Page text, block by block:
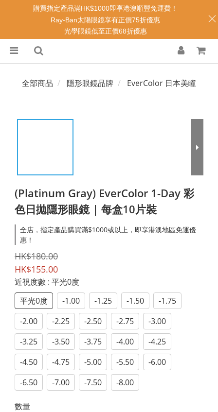
全部商品 隱形眼鏡品牌 EverColor 日本美瞳
(Platinum Gray) EverColor 1-Day 彩
色日拋隱形眼鏡 | 每盒10片裝
全店，指定產品購買滿$1000或以上，即享港澳地區免運優
惠！
HK$180.00
HK$155.00
近視度數 : 平光0度
平光0度
-1.00 -1.25 -1.50
-1.75
-2.00
-2.25 -2.50 -2.75
-3.00
-3.25
-3.50 -3.75 -4.00
-4.25
-4.50
-4.75 -5.00 -5.50
-6.00
-6.50
-7.00 -7.50 -8.00
數量
購買指定產品滿HK$1000即享港澳順豐免運費！
Ray-Ban太陽眼鏡享有正價75折優惠
光學眼鏡低至正價68折優惠